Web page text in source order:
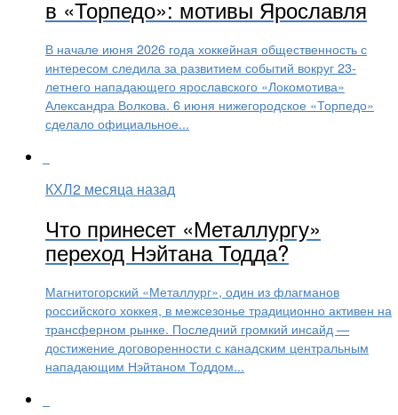
в «Торпедо»: мотивы Ярославля
В начале июня 2026 года хоккейная общественность с
интересом следила за развитием событий вокруг 23-
летнего нападающего ярославского «Локомотива»
Александра Волкова. 6 июня нижегородское «Торпедо»
сделало официальное...
КХЛ2 месяца назад
Что принесет «Металлургу»
переход Нэйтана Тодда?
Магнитогорский «Металлург», один из флагманов
российского хоккея, в межсезонье традиционно активен на
трансферном рынке. Последний громкий инсайд —
достижение договоренности с канадским центральным
нападающим Нэйтаном Тоддом...